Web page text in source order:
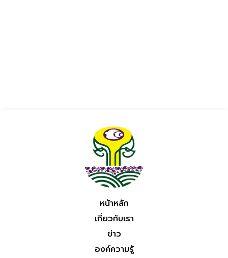
หน้าหลัก
เกี่ยวกับเรา
ข่าว
องค์ความรู้